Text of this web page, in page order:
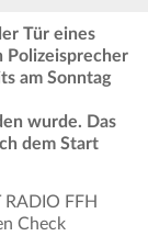
Tür eines
Polizeisprecher
am Sonntag
wurde. Das
dem Start
FFH
Check